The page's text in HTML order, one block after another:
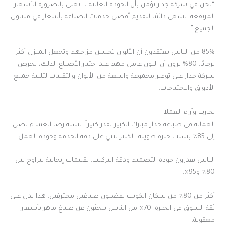
“نحن في شركة جدار نؤمن بأن الجودة العالية لا تعني بالضرورة الأسعار
المرتفعة. نسعى دائمًا لتقديم أفضل خدمات الصباغة بأسعار في متناول
الجميع.”
85% من الناس يعتقدون أن الألوان تحسن مزاجهم وتجعل المنزل أكثر
ترحابًا. 80% يرون أن اللون عامل مهم عند اختيار الأصباغ. لذلك، تحرص
شركة جدار على توفير مجموعة واسعة من الألوان والتقنيات لتلبية جميع
الأذواق والاحتياجات.
تجارب وآراء العملا
العمالة في صباغة جدار مبارك الكبير تقدر كثيراً. نسبة رضا العملاء تصل
إلى 85٪ بسبب خبرة طويلة. الكثير يثني على دقة الخدمة وجودة العمل.
الناس يقدرون جودة التصميم ودقة التركيب. تقييمات إيجابية تتراوح بين
80٪ و95٪.
أكثر من 80٪ من سكان الكويت يفضلون صباغين محترفين. هذا يدل على
ثقة السوق في الخبرة. 70٪ من الناس يبحثون عن صباغ ماهر بأسعار
معقولة.